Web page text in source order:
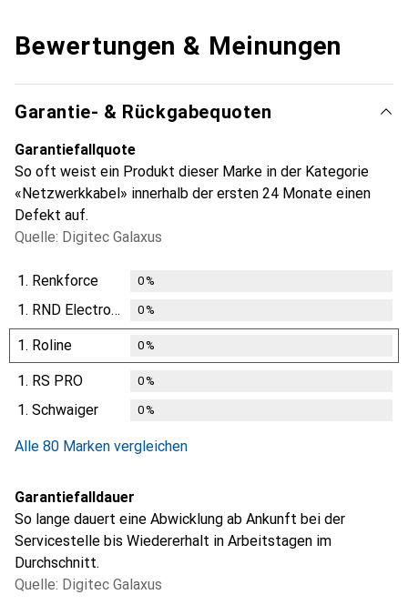
Bewertungen & Meinungen
Garantie- & Rückgabequoten
Garantiefallquote
So oft weist ein Produkt dieser Marke in der Kategorie
«Netzwerkkabel» innerhalb der ersten 24 Monate einen
Defekt auf.
Quelle: Digitec Galaxus
1. Renkforce 0%
1. RND Electronics 0%
1. Roline 0%
1. RS PRO 0%
1. Schwaiger 0%
Alle 80 Marken vergleichen
Garantiefalldauer
So lange dauert eine Abwicklung ab Ankunft bei der
Servicestelle bis Wiedererhalt in Arbeitstagen im
Durchschnitt.
Quelle: Digitec Galaxus